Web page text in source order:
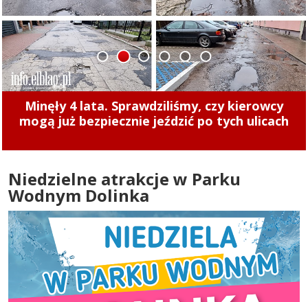
Międzypokoleniowe rozgrywki koszykówki
Gramy na Zatorzu
1 2 3 4 5 6
Niedzielne atrakcje w Parku
Wodnym Dolinka